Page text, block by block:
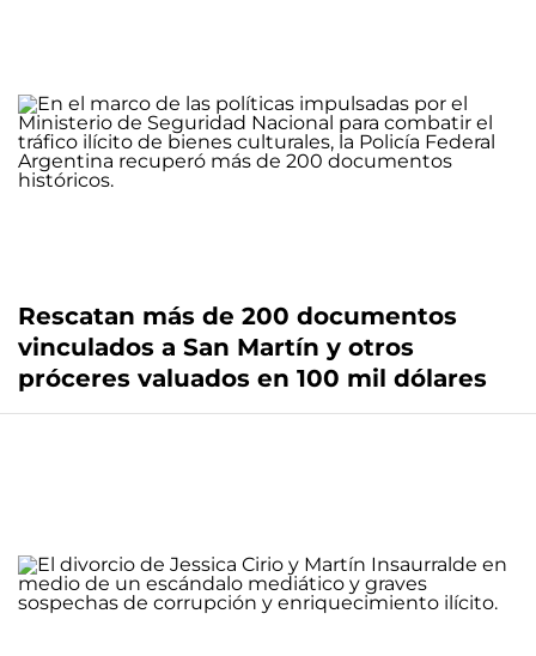
Rescatan más de 200 documentos
vinculados a San Martín y otros
próceres valuados en 100 mil dólares